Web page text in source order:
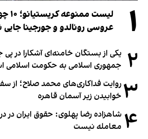
۱
عروسی رونالدو و جورجینا جایی
۲ یکی از بستگان خامنه‌ای آشکارا در پی
جمهوری اسلامی به حکومت اسلامی
۳ خوابیدن زیر آسمان قاهره
۴ شاهزاده رضا پهلوی: حقوق ایران در
معامله نیست